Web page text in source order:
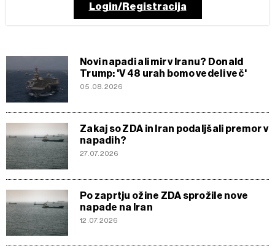
Login/Registracija
Novi napadi ali mir v Iranu? Donald
Trump: 'V 48 urah bomo vedeli več'
05.08.2026
Zakaj so ZDA in Iran podaljšali premor v
napadih?
27.07.2026
Po zaprtju ožine ZDA sprožile nove
napade na Iran
12.07.2026